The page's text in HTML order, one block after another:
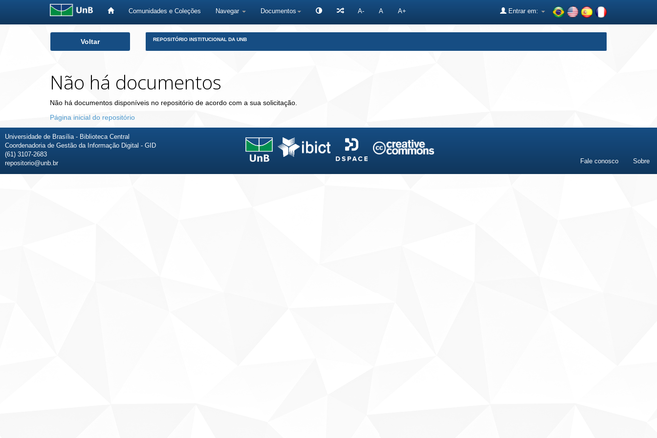
Comunidades e Coleções Navegar Documentos A- A A+ Entrar em:
Voltar REPOSITÓRIO INSTITUCIONAL DA UNB
Não há documentos
Não há documentos disponíveis no repositório de acordo com a sua solicitação.
Página inicial do repositório
Universidade de Brasília - Biblioteca Central
Coordenadoria de Gestão da Informação Digital - GID
(61) 3107-2683
repositorio@unb.br
Fale conosco Sobre